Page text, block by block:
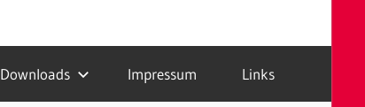
Downloads Impressum Links